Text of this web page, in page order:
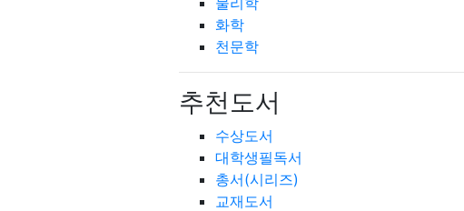
화학
천문학
추천도서
수상도서
대학생필독서
총서(시리즈)
교재도서